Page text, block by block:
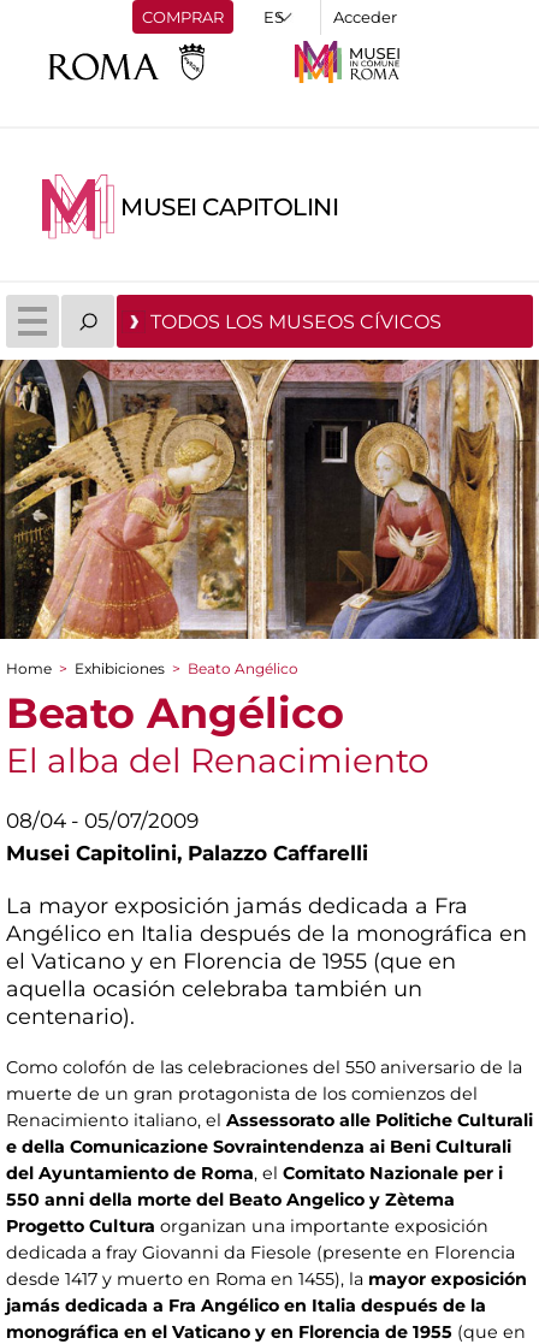
COMPRAR Acceder
MUSEI CAPITOLINI
TODOS LOS MUSEOS CÍVICOS
You are here
Home > Exhibiciones > Beato Angélico
Beato Angélico
El alba del Renacimiento
08/04 - 05/07/2009
Musei Capitolini, Palazzo Caffarelli
La mayor exposición jamás dedicada a Fra
Angélico en Italia después de la monográfica en
el Vaticano y en Florencia de 1955 (que en
aquella ocasión celebraba también un
centenario).
Como colofón de las celebraciones del 550 aniversario de la
muerte de un gran protagonista de los comienzos del
Renacimiento italiano, el Assessorato alle Politiche Culturali
e della Comunicazione Sovraintendenza ai Beni Culturali
del Ayuntamiento de Roma, el Comitato Nazionale per i
550 anni della morte del Beato Angelico y Zètema
Progetto Cultura organizan una importante exposición
dedicada a fray Giovanni da Fiesole (presente en Florencia
desde 1417 y muerto en Roma en 1455), la mayor exposición
jamás dedicada a Fra Angélico en Italia después de la
monográfica en el Vaticano y en Florencia de 1955 (que en